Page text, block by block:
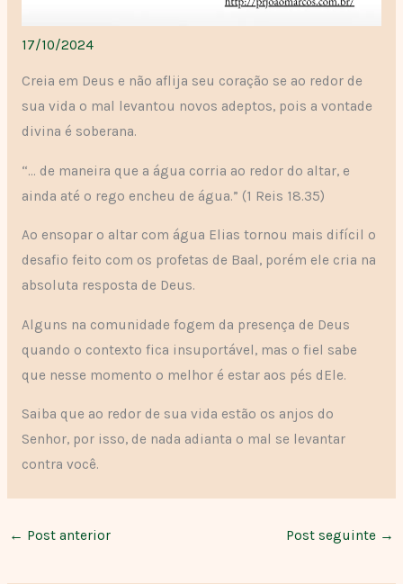
17/10/2024
Creia em Deus e não aflija seu coração se ao redor de
sua vida o mal levantou novos adeptos, pois a vontade
divina é soberana.
“… de maneira que a água corria ao redor do altar, e
ainda até o rego encheu de água.” (1 Reis 18.35)
Ao ensopar o altar com água Elias tornou mais difícil o
desafio feito com os profetas de Baal, porém ele cria na
absoluta resposta de Deus.
Alguns na comunidade fogem da presença de Deus
quando o contexto fica insuportável, mas o fiel sabe
que nesse momento o melhor é estar aos pés dEle.
Saiba que ao redor de sua vida estão os anjos do
Senhor, por isso, de nada adianta o mal se levantar
contra você.
← Post anterior Post seguinte →